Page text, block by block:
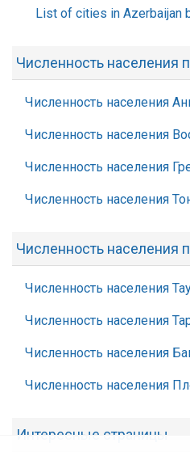
List of cities in Azerbaijan
Численность населения
Численность населения
Численность населения
Численность населения
Численность населения
Численность населения
Численность населения
Численность населения
Численность населения
Численность населения
Интересные страницы